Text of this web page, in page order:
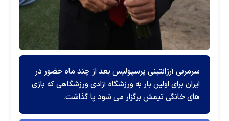
سرمربی آرژانتینی پرسپولیس بعد از چند ماه حضور در
ایران برای اولین بار به ورزشگاه آزادی ورزشگاهی که بازی
های خانگی تیمش برگزار می شود پا گذاشت.